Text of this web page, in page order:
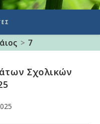
> 7
Σχολικών